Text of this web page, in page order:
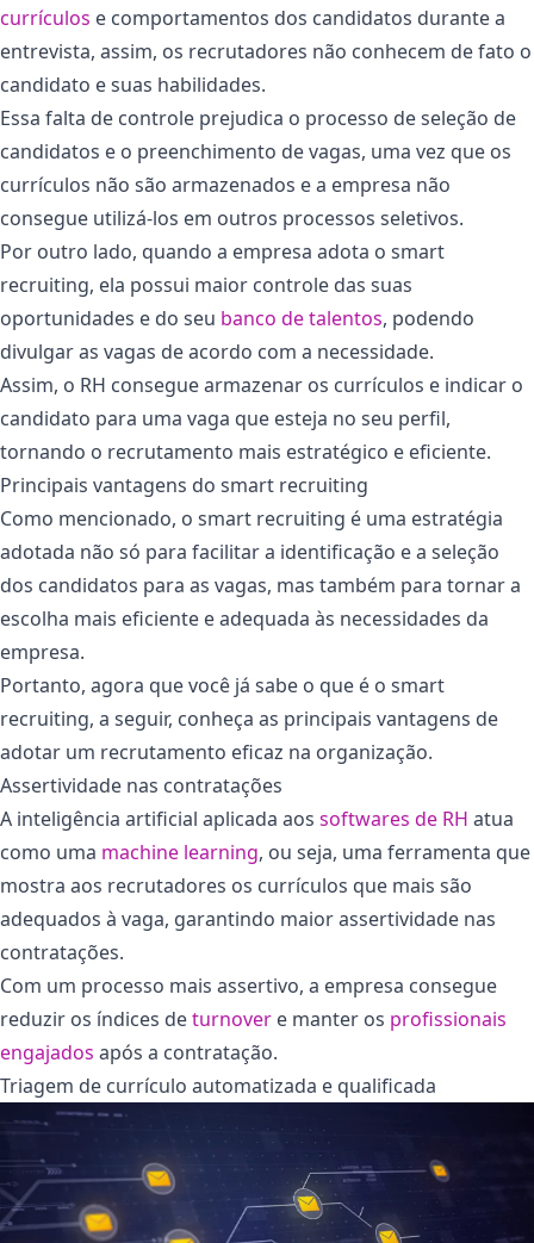
currículos e comportamentos dos candidatos durante a
entrevista, assim, os recrutadores não conhecem de fato o
candidato e suas habilidades.
Essa falta de controle prejudica o processo de seleção de
candidatos e o preenchimento de vagas, uma vez que os
currículos não são armazenados e a empresa não
consegue utilizá-los em outros processos seletivos.
Por outro lado, quando a empresa adota o smart
recruiting, ela possui maior controle das suas
oportunidades e do seu banco de talentos, podendo
divulgar as vagas de acordo com a necessidade.
Assim, o RH consegue armazenar os currículos e indicar o
candidato para uma vaga que esteja no seu perfil,
tornando o recrutamento mais estratégico e eficiente.
Principais vantagens do smart recruiting
Como mencionado, o smart recruiting é uma estratégia
adotada não só para facilitar a identificação e a seleção
dos candidatos para as vagas, mas também para tornar a
escolha mais eficiente e adequada às necessidades da
empresa.
Portanto, agora que você já sabe o que é o smart
recruiting, a seguir, conheça as principais vantagens de
adotar um recrutamento eficaz na organização.
Assertividade nas contratações
A inteligência artificial aplicada aos softwares de RH atua
como uma machine learning, ou seja, uma ferramenta que
mostra aos recrutadores os currículos que mais são
adequados à vaga, garantindo maior assertividade nas
contratações.
Com um processo mais assertivo, a empresa consegue
reduzir os índices deturnover e manter os profissionais
engajados após a contratação.
Triagem de currículo automatizada e qualificada